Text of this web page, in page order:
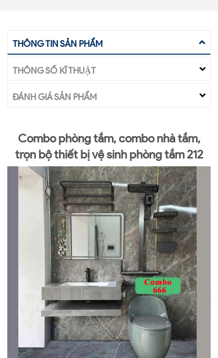
THÔNG TIN SẢN PHẨM
THÔNG SỐ KĨ THUẬT
ĐÁNH GIÁ SẢN PHẨM
Combo phòng tắm, combo nhà tắm,
trọn bộ thiết bị vệ sinh phòng tắm 212